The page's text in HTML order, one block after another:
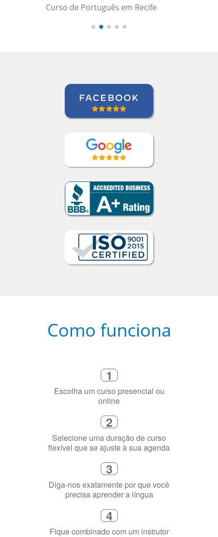
Curso de Chinês Mandarim em
Crédito
1
Escolha um curso presencial ou
online
2
Selecione uma duração de curso
flexível que se ajuste à sua agenda
3
Diga-nos exatamente por que você
precisa aprender a língua